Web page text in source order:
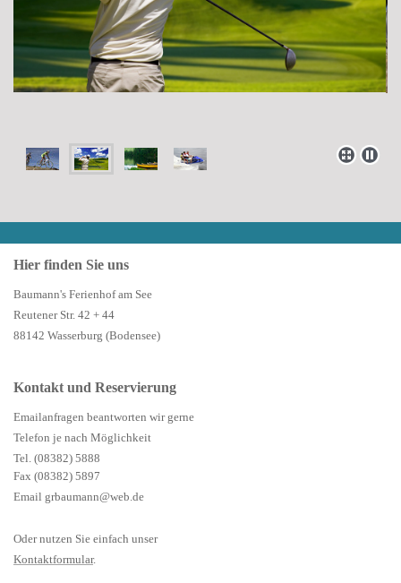
Hier finden Sie uns
Baumann's Ferienhof am See
Reutener Str. 42 + 44
88142 Wasserburg (Bodensee)
Kontakt und Reservierung
Emailanfragen beantworten wir gerne
Telefon je nach Möglichkeit
Tel. (08382) 5888
Fax (08382) 5897
Email grbaumann@web.de
Oder nutzen Sie einfach unser
Kontaktformular.